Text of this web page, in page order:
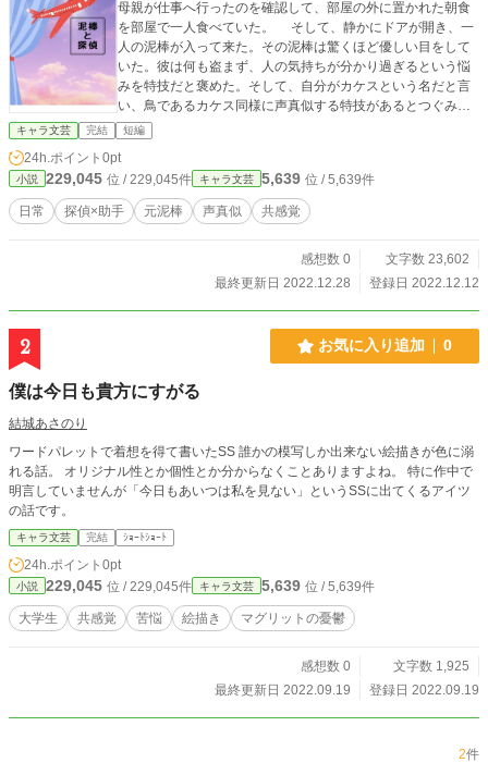
母親が仕事へ行ったのを確認して、部屋の外に置かれた朝食
を部屋で一人食べていた。 そして、静かにドアが開き、一
人の泥棒が入って来た。その泥棒は驚くほど優しい目をして
いた。彼は何も盗まず、人の気持ちが分かり過ぎるという悩
みを特技だと褒めた。そして、自分がカケスという名だと言
い、鳥であるカケス同様に声真似する特技があるとつぐみの
声で歌ってみせた。 ツグミとカケス、二人は仲間だと言
い、いつかまた会えると泥棒は去って行った。 月日は流
れ、カケスは罪を償い探偵になっていた。つぐみは、カケス
の元へ会いに行く。
キャラ文芸 完結 短編
24h.ポイント 0pt
小説 229,045 位 / 229,045件 キャラ文芸 5,639 位 / 5,639件
日常 探偵×助手 元泥棒 声真似 共感覚
感想数 0
文字数 23,602
最終更新日 2022.12.28
登録日 2022.12.12
2 お気に入り追加 0
僕は今日も貴方にすがる
結城あさのり
ワードパレットで着想を得て書いたSS 誰かの模写しか出来ない絵描きが色に溺
れる話。 オリジナル性とか個性とか分からなくことありますよね。 特に作中で
明言していませんが「今日もあいつは私を見ない」というSSに出てくるアイツ
の話です。
キャラ文芸 完結 ｼｮｰﾄｼｮｰﾄ
24h.ポイント 0pt
小説 229,045 位 / 229,045件 キャラ文芸 5,639 位 / 5,639件
大学生 共感覚 苦悩 絵描き マグリットの憂鬱
感想数 0
文字数 1,925
最終更新日 2022.09.19
登録日 2022.09.19
2件